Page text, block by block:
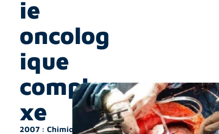
ie
oncolog
ique
comple
xe
2007 : Chimiothérapies